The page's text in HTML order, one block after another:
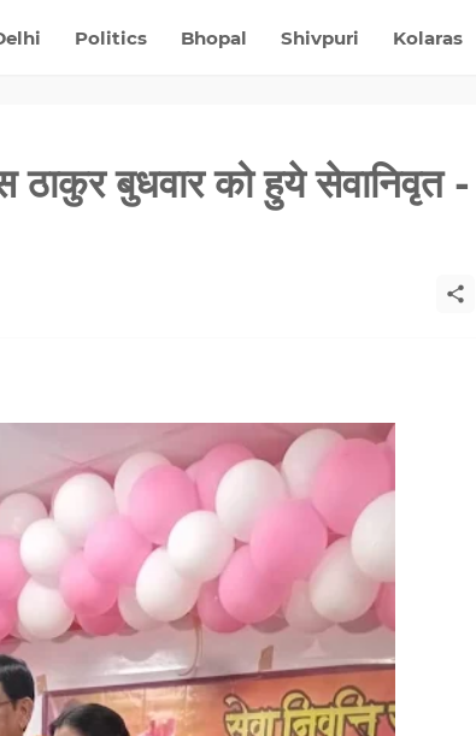
Politics Bhopal Shivpuri Kolaras
ठाकुर बुधवार को हुये सेवानिवृत -